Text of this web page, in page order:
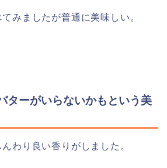
みましたが普通に美味しい。
ターがいらないかもという美
わり良い香りがしました。